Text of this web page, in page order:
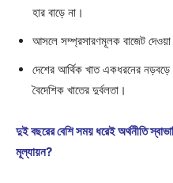
হার বাড়ে না।
আসলে সম্প্রসারণমূলক বাজেট
দেশের আর্থিক খাত একধরনের
বৈদেশিক খাতের দুর্বলতা।
দুই বছরের বেশি সময় ধরেই অর্থনীতি
মূল্যায়ন?